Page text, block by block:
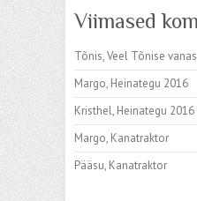
Viimased
Tõnis,Veel Tõnise
Margo, Heinategu 2016
Kristhel, Heinategu 2016
Margo, Kanatraktor
Pääsu, Kanatraktor